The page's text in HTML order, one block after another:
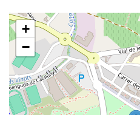
+
−